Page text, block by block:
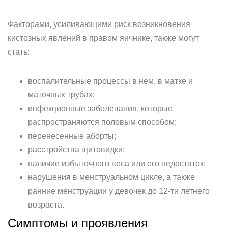
Факторами, усиливающими риск возникновения
кистозных явлений в правом яичнике, также могут
стать:
воспалительные процессы в нем, в матке и
маточных трубах;
инфекционные заболевания, которые
распространяются половым способом;
перенесенные аборты;
расстройства щитовидки;
наличие избыточного веса или его недостаток;
нарушения в менструальном цикле, а также
ранние менструации у девочек до 12-ти летнего
возраста.
Симптомы и проявления